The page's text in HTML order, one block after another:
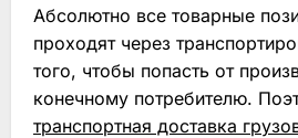
Абсолютно все товарные
проходят через
того, чтобы попасть от
конечному потребителю.
транспортная доставка